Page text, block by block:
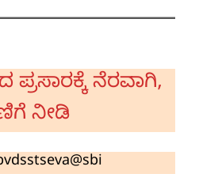
ಪ್ರಸಾರಕ್ಕೆ ನೆರವಾಗಿ,
ನೀಡಿ